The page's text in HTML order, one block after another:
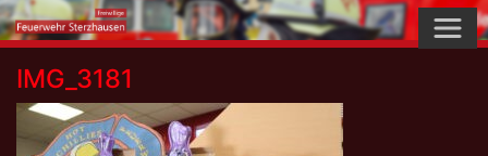
Skip
to
content
IMG_3181